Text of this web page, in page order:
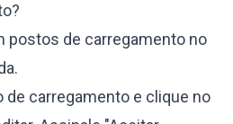
postos de carregamento no
de carregamento e clique no